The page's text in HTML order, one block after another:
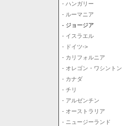
- ハンガリー
- ルーマニア
- ジョージア
- イスラエル
- ドイツ->
- カリフォルニア
- オレゴン・ワシントン
- カナダ
- チリ
- アルゼンチン
- オーストラリア
- ニュージーランド